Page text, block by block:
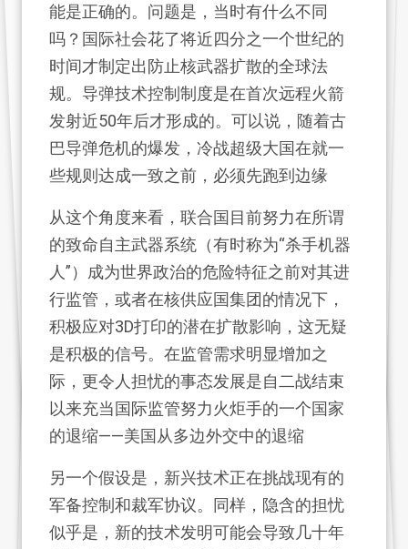
能是正确的。问题是，当时有什么不同
吗？国际社会花了将近四分之一个世纪的
时间才制定出防止核武器扩散的全球法
规。导弹技术控制制度是在首次远程火箭
发射近50年后才形成的。可以说，随着古
巴导弹危机的爆发，冷战超级大国在就一
些规则达成一致之前，必须先跑到边缘
从这个角度来看，联合国目前努力在所谓
的致命自主武器系统（有时称为“杀手机器
人”）成为世界政治的危险特征之前对其进
行监管，或者在核供应国集团的情况下，
积极应对3D打印的潜在扩散影响，这无疑
是积极的信号。在监管需求明显增加之
际，更令人担忧的事态发展是自二战结束
以来充当国际监管努力火炬手的一个国家
的退缩——美国从多边外交中的退缩
另一个假设是，新兴技术正在挑战现有的
军备控制和裁军协议。同样，隐含的担忧
似乎是，新的技术发明可能会导致几十年